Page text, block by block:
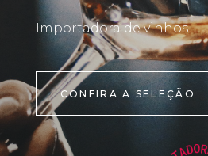
Importadora de vinhos
CONFIRA A SELEÇÃO